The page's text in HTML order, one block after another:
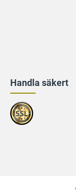
Handla säkert